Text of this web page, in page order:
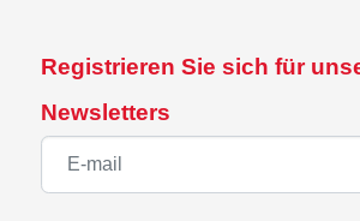
Registrieren Sie sich für
Newsletters